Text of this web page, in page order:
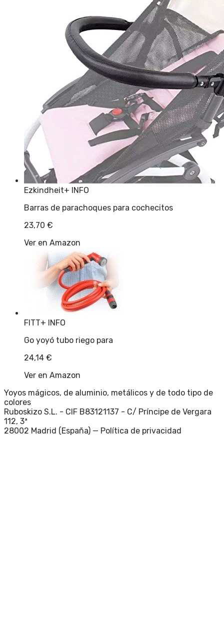
Ezkindheit+ INFO
Barras de parachoques para cochecitos
23,70 €
Ver en Amazon
FITT+ INFO
Go yoyó tubo riego para
24,14 €
Ver en Amazon
Yoyos mágicos, de aluminio, metálicos y de todo tipo de
colores
Ruboskizo S.L. - CIF B83121137 - C/ Príncipe de Vergara
112, 3ª
28002 Madrid (España) — Política de privacidad